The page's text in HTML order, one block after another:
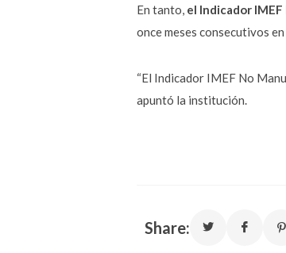
En tanto, el Indicador
once meses consecutivos
“El Indicador IMEF No
apuntó la institución.
Share: